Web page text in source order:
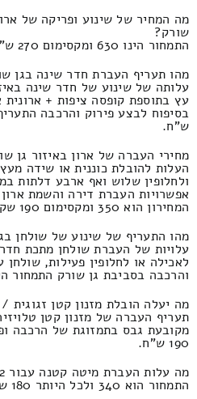
מה המחיר של שינוע ופריקה של
שורק?
התמחור הינו 630 ומקסימום 270 ש"ח.
מהו תעריף העברת חדר שינה בגן
עלותה של שינוע של חדר שינה
עץ בתוספת קופסה ציפות + ארונית
ש"ח.
מחירי העברה של ארון באיזור גן
העלות להובלת כוננית או שידה
ולחלופין שלוש ואף ארבע דלתות
אפשרויות העברת דירה והשמת
המחירון הוא 350 ומקסימום 190 שקל.
מהו התעריף של שינוע של שולחן
עלויות של העברת שולחן מתכת
לאכילה או לחלופין פעילות,
והרכבה בסביבת גן שורק התמחור הינו 400 ומקסימום 190
מה יעלה הובלת מזנון קטן זגוגית
תעריף העברה של מזנון קטן
190 ש"ח.
מה עלות העברת מיטה קטנה עבור 2 ו/או לאדם בגן שורק?
התמחור הוא 340 ולכל היותר 180 ש"ח.